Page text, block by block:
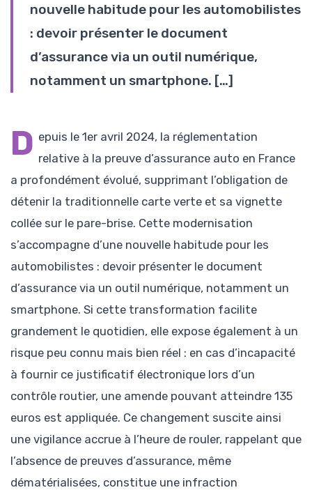
nouvelle habitude pour les automobilistes
: devoir présenter le document
d’assurance via un outil numérique,
notamment un smartphone. […]
D epuis le 1er avril 2024, la réglementation
relative à la preuve d’assurance auto en France
a profondément évolué, supprimant l’obligation de
détenir la traditionnelle carte verte et sa vignette
collée sur le pare-brise. Cette modernisation
s’accompagne d’une nouvelle habitude pour les
automobilistes : devoir présenter le document
d’assurance via un outil numérique, notamment un
smartphone. Si cette transformation facilite
grandement le quotidien, elle expose également à un
risque peu connu mais bien réel : en cas d’incapacité
à fournir ce justificatif électronique lors d’un
contrôle routier, une amende pouvant atteindre 135
euros est appliquée. Ce changement suscite ainsi
une vigilance accrue à l’heure de rouler, rappelant que
l’absence de preuves d’assurance, même
dématérialisées, constitue une infraction